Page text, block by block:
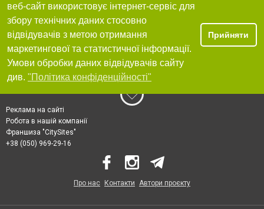
веб-сайт використовує інтернет-сервіс для
збору технічних даних стосовно
відвідувачів з метою отримання
маркетингової та статистичної інформації.
Умови обробки даних відвідувачів сайту
див. "Політика конфіденційності"
Прийняти
Реклама на сайті
Робота в нашій компанії
Франшиза "CitySites"
+38 (050) 969-29-16
Про нас Контакти Автори проєкту